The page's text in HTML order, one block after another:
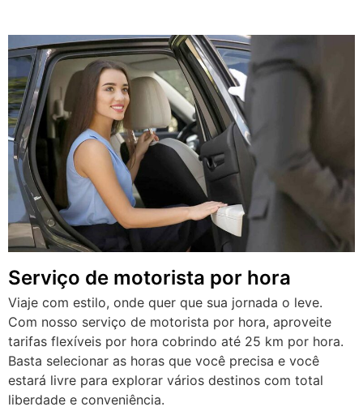
Serviço de motorista por hora
Viaje com estilo, onde quer que sua jornada o leve.
Com nosso serviço de motorista por hora, aproveite
tarifas flexíveis por hora cobrindo até 25 km por hora.
Basta selecionar as horas que você precisa e você
estará livre para explorar vários destinos com total
liberdade e conveniência.